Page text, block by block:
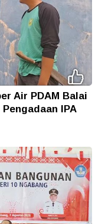
Air PDAM Balai
IPA